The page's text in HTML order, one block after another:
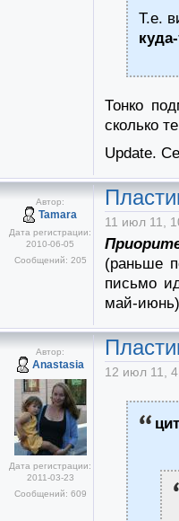
Т.е.
Тонко
сколько
Update.
Автор:
Tamara
Дата регистрации:
2010-06-05
Сообщений: 205
11 июл 11,
(раньше
письмо
май-июнь)
Автор:
Anastasia
Дата регистрации:
2011-03-23
Сообщений: 609
12 июл 11,